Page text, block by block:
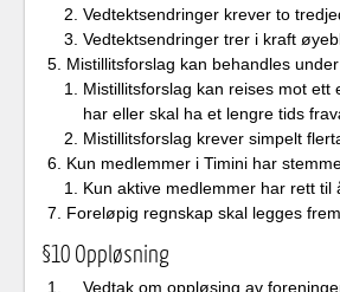
Vedtektsendringer krever to
Vedtektsendringer trer i kraft
Mistillitsforslag kan behandles
Mistillitsforslag kan reises mot
har eller skal ha et lengre tids
Mistillitsforslag krever simpelt
Kun medlemmer i Timini har
Kun aktive medlemmer har rett til
Foreløpig regnskap skal legges
§10 Oppløsning
Vedtak om oppløsing av